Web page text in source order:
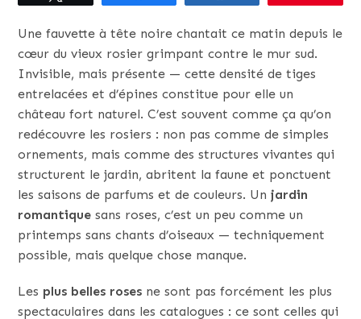
Une fauvette à tête noire chantait ce matin depuis le
cœur du vieux rosier grimpant contre le mur sud.
Invisible, mais présente — cette densité de tiges
entrelacées et d’épines constitue pour elle un
château fort naturel. C’est souvent comme ça qu’on
redécouvre les rosiers : non pas comme de simples
ornements, mais comme des structures vivantes qui
structurent le jardin, abritent la faune et ponctuent
les saisons de parfums et de couleurs. Unjardin
romantique sans roses, c’est un peu comme un
printemps sans chants d’oiseaux — techniquement
possible, mais quelque chose manque.
Les plus belles roses ne sont pas forcément les plus
spectaculaires dans les catalogues : ce sont celles qui